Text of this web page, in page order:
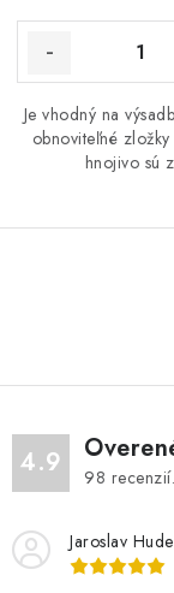
Je vhodný na
obnoviteľné
hnojivo sú
á
d
a
c
e
4.9 98 recenzií.
Jaroslav